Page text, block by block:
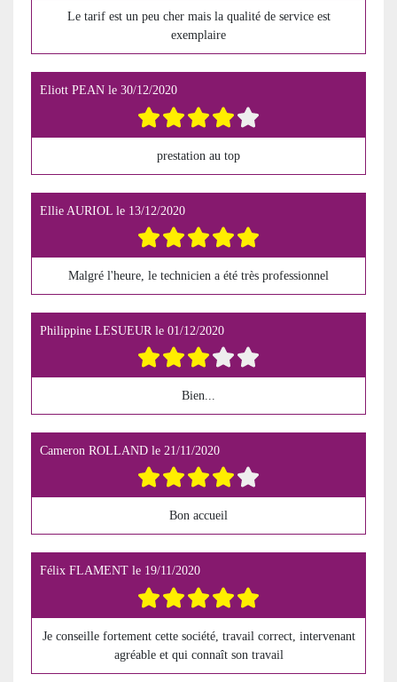
Le tarif est un peu cher mais la qualité de service est
exemplaire
Eliott PEAN le 30/12/2020
prestation au top
Ellie AURIOL le 13/12/2020
Malgré l'heure, le technicien a été très professionnel
Philippine LESUEUR le 01/12/2020
Bien...
Cameron ROLLAND le 21/11/2020
Bon accueil
Félix FLAMENT le 19/11/2020
Je conseille fortement cette société, travail correct, intervenant
agréable et qui connaît son travail